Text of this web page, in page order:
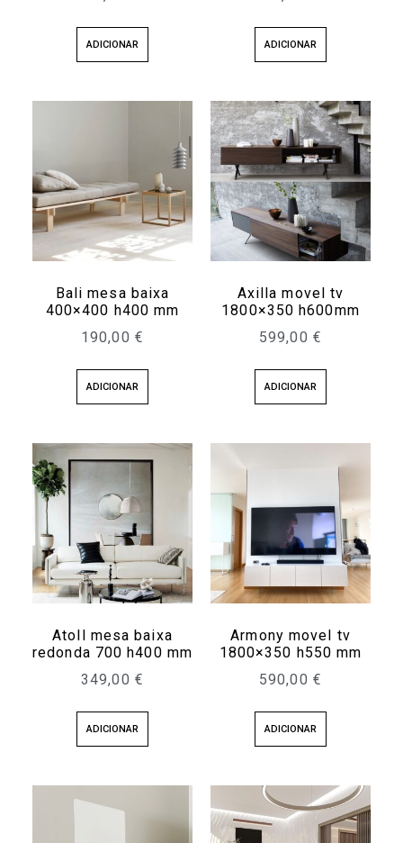
ADICIONAR ADICIONAR
Bali mesa baixa
400×400 h400 mm
190,00 €
ADICIONAR
Axilla movel tv
1800×350 h600mm
599,00 €
ADICIONAR
Atoll mesa baixa
redonda 700 h400 mm
349,00 €
ADICIONAR
Armony movel tv
1800×350 h550 mm
590,00 €
ADICIONAR